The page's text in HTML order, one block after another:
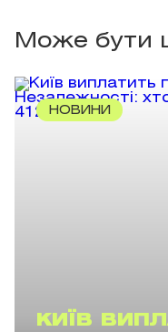
Може бути
НОВИНИ
КИЇВ